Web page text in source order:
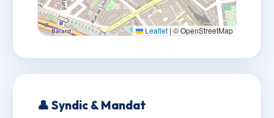
Leaflet | © OpenStreetMap
👤 Syndic & Mandat